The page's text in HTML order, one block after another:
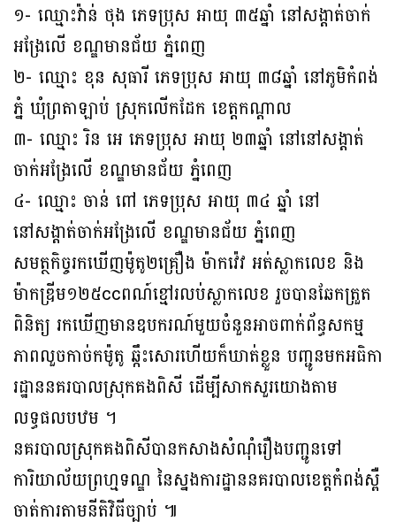
១- ឈ្មោះវ៉ាន់ ថុង ភេទប្រុស អាយុ ៣៥ឆ្នាំ នៅសង្តាត់ចាក់
អង្រែលើ ខណ្ឌមានជ័យ ភ្នំពេញ
២- ឈ្មោះ ខុន សុធារី ភេទប្រុស អាយុ ៣៨ឆ្នាំ នៅភូមិកំពង់
ភ្នំ ឃុំព្រតាឡាប់ ស្រុកលើកដែក ខេត្តកណ្តាល
៣- ឈ្មោះ រិន អេ ភេទប្រុស អាយុ ២៣ឆ្នាំ នៅនៅសង្តាត់
ចាក់អង្រែលើ ខណ្ឌមានជ័យ ភ្នំពេញ
៤- ឈ្មោះ ចាន់ ពៅ ភេទប្រុស អាយុ ៣៤ ឆ្នាំ នៅ
នៅសង្តាត់ចាក់អង្រែលើ ខណ្ឌមានជ័យ ភ្នំពេញ
សមត្ថកិច្ចរកឃេីញម៉ូតូ២គ្រឿង ម៉ាកវ៉េវ អត់ស្លាកលេខ និង
ម៉ាកឌ្រីម១២៥ccពណ៍ខ្មៅរលប់ស្លាកលេខ រួចបានឆែកត្រួត
ពិនិត្យ រកឃើញមានឧបករណ៍មួយចំនួនអាចពាក់ព័ន្ធសកម្ម
ភាពលួចកាច់កម៉ូតូ ឆ្កឹះសោរហើយក៏ឃាត់ខ្លួន បញ្ជូនមកអធិកា
រដ្ឋាននគរបាលស្រុកគងពិសី ដេីម្បីសាកសួរយោងតាម
លទ្ធផលបឋម ។
នគរបាលស្រុកគងពិសីបានកសាងសំណុំរឿងបញ្ជូនទៅ
ការិយាល័យព្រហ្មទណ្ឌ នៃស្នងការដ្ឋាននគរបាលខេត្តកំពង់ស្ពឺ
ចាត់ការតាមនីតិវិធីច្បាប់ ៕